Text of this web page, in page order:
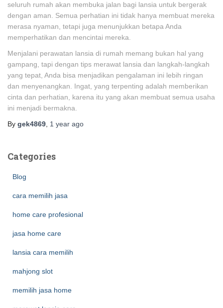
seluruh rumah akan membuka jalan bagi lansia untuk bergerak
dengan aman. Semua perhatian ini tidak hanya membuat mereka
merasa nyaman, tetapi juga menunjukkan betapa Anda
memperhatikan dan mencintai mereka.
Menjalani perawatan lansia di rumah memang bukan hal yang
gampang, tapi dengan tips merawat lansia dan langkah-langkah
yang tepat, Anda bisa menjadikan pengalaman ini lebih ringan
dan menyenangkan. Ingat, yang terpenting adalah memberikan
cinta dan perhatian, karena itu yang akan membuat semua usaha
ini menjadi bermakna.
By gek4869 1 year ago
Categories
Blog
cara memilih jasa
home care profesional
jasa home care
lansia cara memilih
mahjong slot
memilih jasa home